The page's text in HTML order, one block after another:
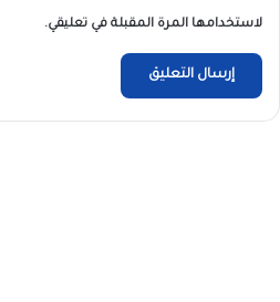
لاستخدامها المرة المقبلة في تعليقي.